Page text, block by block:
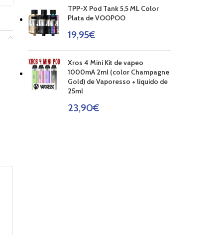
TPP-X Pod Tank 5,5 ML Color
Plata de VOOPOO
19,95€
Xros 4 Mini Kit de vapeo
1000mA 2ml (color Champagne
Gold) de Vaporesso + liquido de
25ml
23,90€